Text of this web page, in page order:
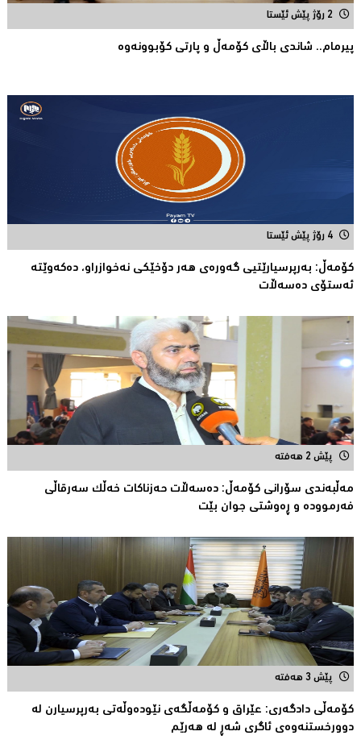
2 رۆژ پێش ئێستا
پیرمام.. شاندی باڵای كۆمه‌ڵ و پارتی كۆبوونه‌وه‌
4 رۆژ پێش ئێستا
كۆمەڵ: بەرپرسیارێتیی گەورەی هەر دۆخێکی نەخوازراو، دەكەوێتە
ئەستۆی دەسەڵات
پێش 2 هەفتە
مەڵبەندى سۆرانى کۆمەڵ: دەسەڵات حەزناکات خەڵک سەرقاڵى
فەرموودە و ڕەوشتى جوان بێت
پێش 3 هەفتە
کۆمەڵى دادگەرى: عێراق و كۆمەڵگەی نێودەوڵەتی بەرپرسیارن لە
دوورخستنەوەى ئاگری شەڕ لە هەرێم